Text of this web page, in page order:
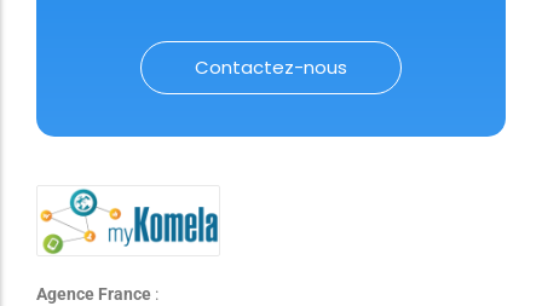
Contactez-nous
Agence France :